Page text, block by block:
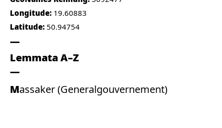
Longitude: 19.60883
Latitude: 50.94754
Lemmata A–Z
Massaker (Generalgouvernement)